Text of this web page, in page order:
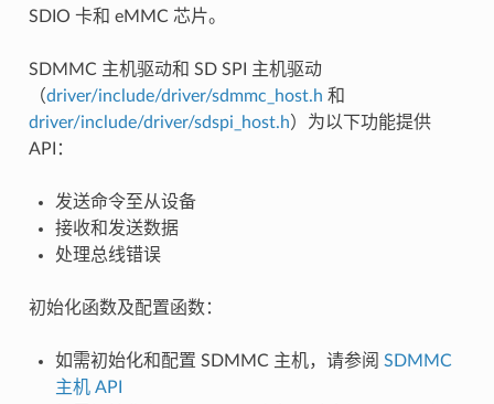
SDIO 卡和 eMMC 芯片。
SDMMC 主机驱动和 SD SPI 主机驱动
（driver/include/driver/sdmmc_host.h 和
driver/include/driver/sdspi_host.h）为以下功能提供
API：
发送命令至从设备
接收和发送数据
处理总线错误
初始化函数及配置函数：
如需初始化和配置 SDMMC 主机，请参阅 SDMMC
主机 API